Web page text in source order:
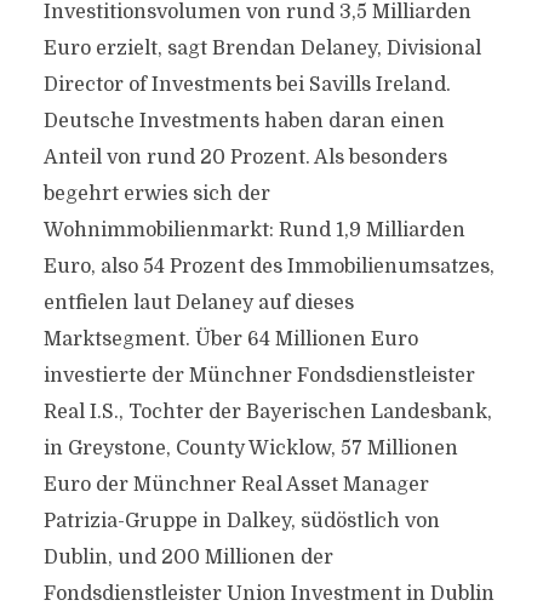
Investitionsvolumen von rund 3,5 Milliarden
Euro erzielt, sagt Brendan Delaney, Divisional
Director of Investments bei Savills Ireland.
Deutsche Investments haben daran einen
Anteil von rund 20 Prozent. Als besonders
begehrt erwies sich der
Wohnimmobilienmarkt: Rund 1,9 Milliarden
Euro, also 54 Prozent des Immobilienumsatzes,
entfielen laut Delaney auf dieses
Marktsegment. Über 64 Millionen Euro
investierte der Münchner Fondsdienstleister
Real I.S., Tochter der Bayerischen Landesbank,
in Greystone, County Wicklow, 57 Millionen
Euro der Münchner Real Asset Manager
Patrizia-Gruppe in Dalkey, südöstlich von
Dublin, und 200 Millionen der
Fondsdienstleister Union Investment in Dublin